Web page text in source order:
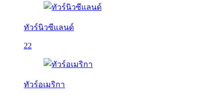
ทัวร์นิวซีแลนด์
22
ทัวร์อเมริกา